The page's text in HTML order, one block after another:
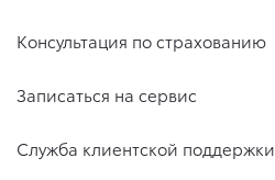
Консультация по страхованию
Записаться на сервис
Служба клиентской поддержки